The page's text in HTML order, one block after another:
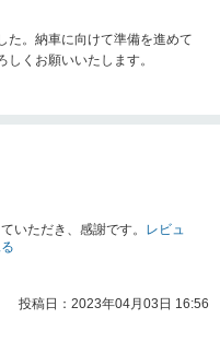
た。納車に向けて準備を進めて
くお願いいたします。
いただき、感謝です。 レビュ
投稿日：2023年04月03日 16:56